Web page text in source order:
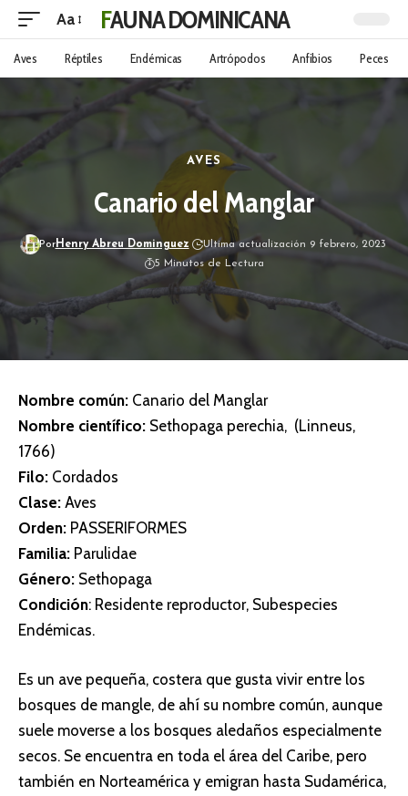
Aa FAUNA DOMINICANA
Aves Réptiles Endémicas Artrópodos Anfibios Peces
AVES
Canario del Manglar
PorHenry Abreu Dominguez
Ultima actualización 9 febrero, 2023
5 Minutos de Lectura
Nombre común: Canario del Manglar
Nombre científico: Sethopaga perechia, (Linneus,
1766)
Filo: Cordados
Clase: Aves
Orden: PASSERIFORMES
Familia: Parulidae
Género: Sethopaga
Condición: Residente reproductor, Subespecies
Endémicas.
Es un ave pequeña, costera que gusta vivir entre los
bosques de mangle, de ahí su nombre común, aunque
suele moverse a los bosques aledaños especialmente
secos. Se encuentra en toda el área del Caribe, pero
también en Norteamérica y emigran hasta Sudamérica,